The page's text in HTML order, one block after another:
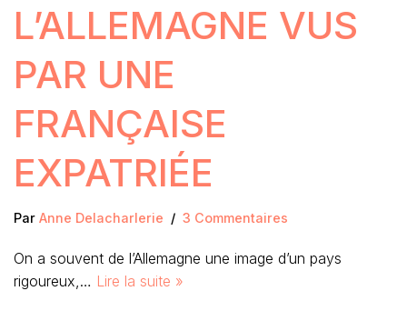
L’ALLEMAGNE VUS
PAR UNE
FRANÇAISE
EXPATRIÉE
Par Anne Delacharlerie 3 Commentaires
On a souvent de l’Allemagne une image d’un pays
rigoureux,… Lire la suite »